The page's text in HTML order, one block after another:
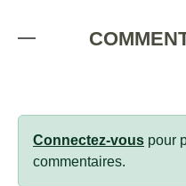
Connectez-vous pour
commentaires.